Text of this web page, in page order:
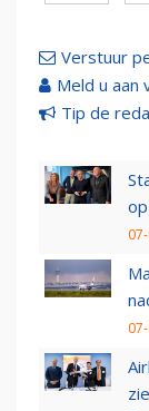
Verstuur
Meld u aan
Tip de